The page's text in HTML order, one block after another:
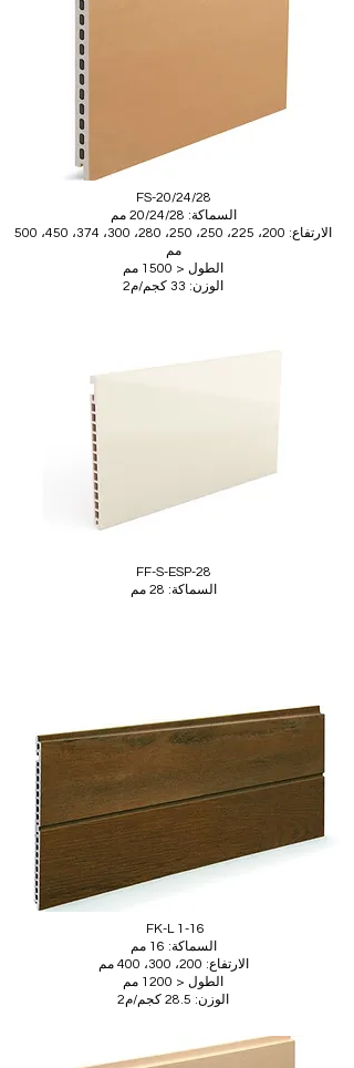
FS-20/24/28
السماكة: 20/24/28 مم
الارتفاع: 200، 225، 250، 250، 280، 300، 374، 450، 500
مم
الطول < 1500 مم
الوزن: 33 كجم/م2
FF-S-ESP-28
السماكة: 28 مم
FK-L 1-16
السماكة: 16 مم
الارتفاع: 200، 300، 400 مم
الطول < 1200 مم
الوزن: 28.5 كجم/م2